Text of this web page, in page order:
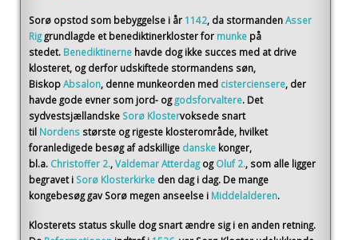
Sorø opstod som bebyggelse i år 1142, da stormandenAsser
Rig grundlagde et benediktinerkloster for munke på
stedet. Benediktinerne havde dog ikke succes med at drive
klosteret, og derfor udskiftede stormandens søn,
BiskopAbsalon, denne munkeorden med cisterciensere, der
havde gode evner som jord- og godsforvaltere. Det
sydvestsjællandske Sorø Klostervoksede snart
til Nordens største og rigeste klosterområde, hvilket
foranledigede besøg af adskillige danske konger,
bl.a. Christoffer 2.,Valdemar Atterdag og Oluf 2., som alle ligger
begravet i Sorø Klosterkirke den dag i dag. De mange
kongebesøg gav Sorø megen anseelse i Middelalderen.
Klosterets status skulle dog snart ændre sig i en anden retning.